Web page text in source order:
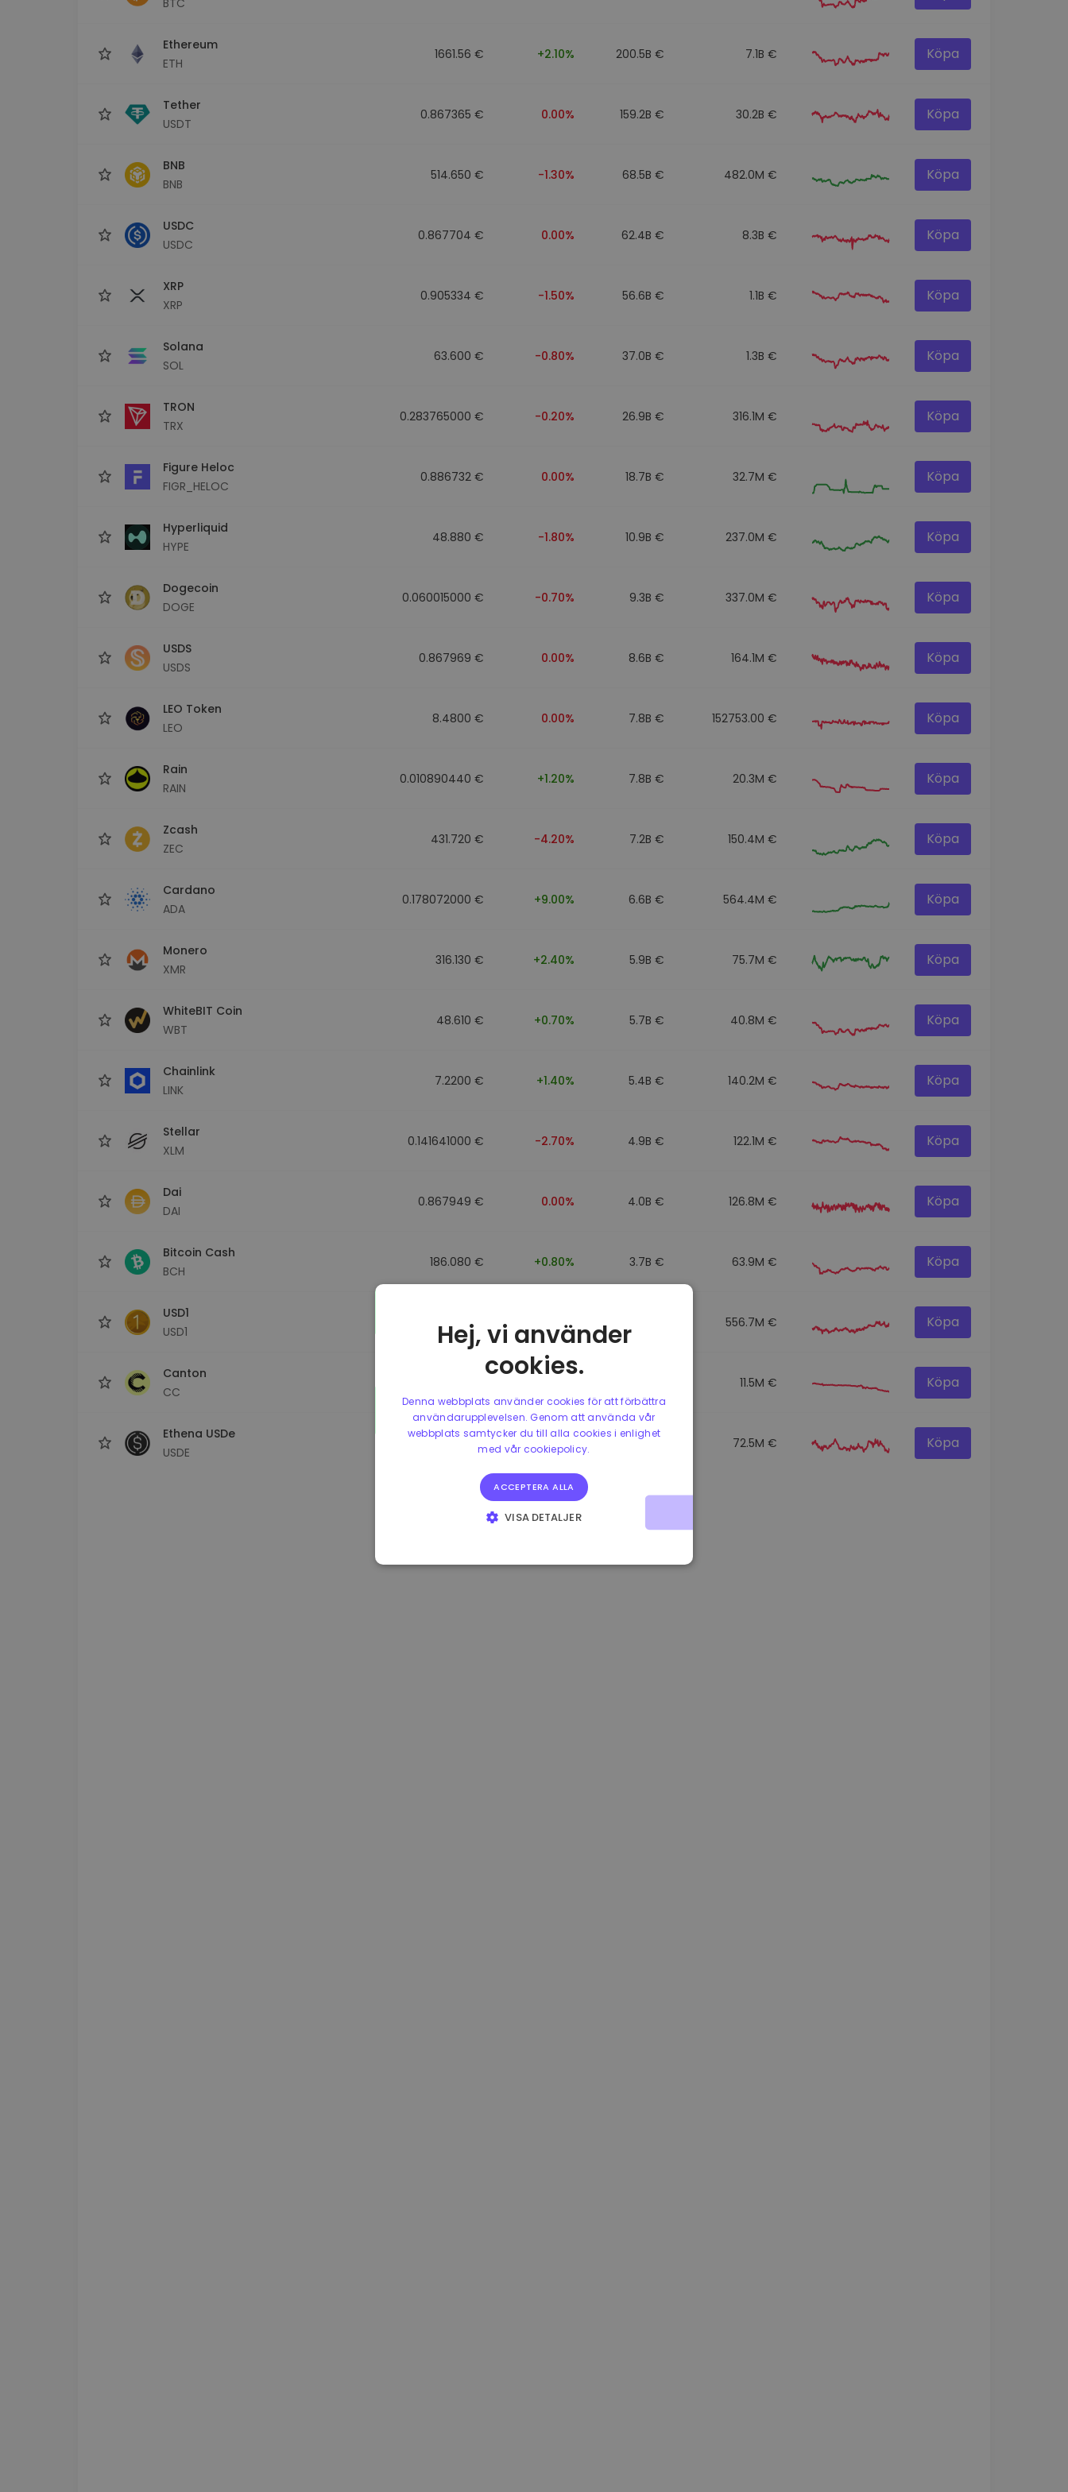
Ethereum
ETH
1661.56 € +2.10% 200.5B € 7.1B € Köpa
Tether
USDT
0.867365 € 0.00% 159.2B € 30.2B € Köpa
BNB
BNB
514.650 € -1.30% 68.5B € 482.0M € Köpa
USDC
USDC
0.867704 € 0.00% 62.4B € 8.3B € Köpa
XRP
XRP
0.905334 € -1.50% 56.6B € 1.1B € Köpa
Solana
SOL
63.600 € -0.80% 37.0B € 1.3B € Köpa
TRON
TRX
0.283765000 € -0.20% 26.9B € 316.1M € Köpa
Figure Heloc
FIGR_HELOC
0.886732 € 0.00% 18.7B € 32.7M € Köpa
Hyperliquid
HYPE
48.880 € -1.80% 10.9B € 237.0M € Köpa
Dogecoin
DOGE
0.060015000 € -0.70% 9.3B € 337.0M € Köpa
USDS
USDS
0.867969 € 0.00% 8.6B € 164.1M € Köpa
LEO Token
LEO
8.4800 € 0.00% 7.8B € 152753.00 € Köpa
Rain
RAIN
0.010890440 € +1.20% 7.8B € 20.3M € Köpa
Zcash
ZEC
431.720 € -4.20% 7.2B € 150.4M € Köpa
Cardano
ADA
0.178072000 € +9.00% 6.6B € 564.4M € Köpa
Monero
XMR
316.130 € +2.40% 5.9B € 75.7M € Köpa
WhiteBIT Coin
WBT
48.610 € +0.70% 5.7B € 40.8M € Köpa
Chainlink
LINK
7.2200 € +1.40% 5.4B € 140.2M € Köpa
Stellar
XLM
0.141641000 € -2.70% 4.9B € 122.1M € Köpa
Dai
DAI
0.867949 € 0.00% 4.0B € 126.8M € Köpa
Bitcoin Cash
BCH
186.080 € +0.80% 3.7B € 63.9M € Köpa
USD1
USD1
0.867692 € 0.00% 556.7M € Köpa
Canton
CC
11.5M € Köpa
Ethena USDe
USDE
0.867648 € 0.00% 3.4B € 72.5M € Köpa
Hej, vi använder
cookies.
Denna webbplats använder cookies för att förbättra
användarupplevelsen. Genom att använda vår
webbplats samtycker du till alla cookies i enlighet
med vår cookiepolicy.
ACCEPTERA ALLA
VISA DETALJER